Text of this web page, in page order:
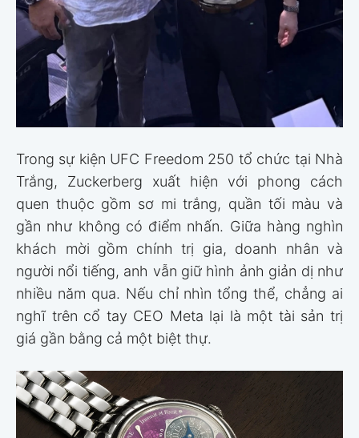
Trong sự kiện UFC Freedom 250 tổ chức tại Nhà
Trắng, Zuckerberg xuất hiện với phong cách
quen thuộc gồm sơ mi trắng, quần tối màu và
gần như không có điểm nhấn. Giữa hàng nghìn
khách mời gồm chính trị gia, doanh nhân và
người nổi tiếng, anh vẫn giữ hình ảnh giản dị như
nhiều năm qua. Nếu chỉ nhìn tổng thể, chẳng ai
nghĩ trên cổ tay CEO Meta lại là một tài sản trị
giá gần bằng cả một biệt thự.